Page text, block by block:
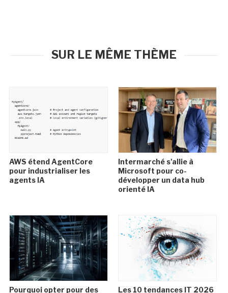
SUR LE MÊME THÈME
AWS étend AgentCore
pour industrialiser les
agents IA
Intermarché s'allie à
Microsoft pour co-
développer un data hub
orienté IA
Pourquoi opter pour des
Les 10 tendances IT 2026